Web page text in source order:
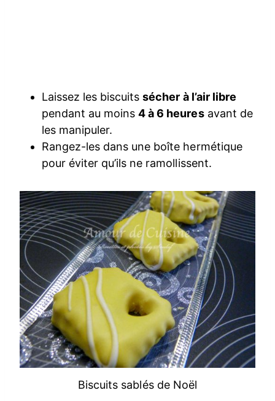
Laissez les biscuitssécher à l’air libre
pendant au moins4 à 6 heuresavant de
les manipuler.
Rangez-les dans une boîte hermétique
pour éviter qu’ils ne ramollissent.
Biscuits sablés de Noël